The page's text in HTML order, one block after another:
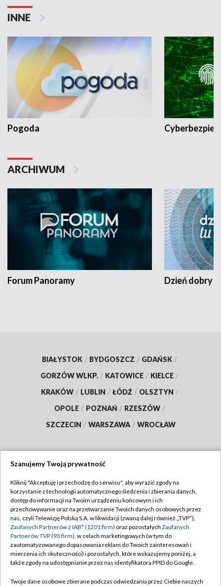
INNE
Pogoda
ARCHIWUM
Forum Panoramy Dzień dobry
BIAŁYSTOK / BYDGOSZCZ / GDAŃSK /
GORZÓW WLKP. / KATOWICE / KIELCE /
KRAKÓW / LUBLIN / ŁÓDŹ / OLSZTYN /
OPOLE / POZNAŃ / RZESZÓW /
SZCZECIN / WARSZAWA / WROCŁAW
TVP
Abonament TVP
Emisja w TVP
Centrum informacji TVP
Naziemna Telewizja Cyfrowa
Regulamin TVP
Polityka prywatności
Moje zgody
Pomoc
Szanujemy Twoją prywatność
Kliknij "Akceptuję i przechodzę do serwisu", aby wyrazić zgody na
korzystanie z technologii automatycznego śledzenia i zbierania danych,
dostęp do informacji na Twoim urządzeniu końcowym i ich
przechowywanie oraz na przetwarzanie Twoich danych osobowych przez
nas, czyli Telewizję Polską S.A. w likwidacji (zwaną dalej również „TVP”),
Zaufanych Partnerów z IAB* (1201 firm) oraz pozostałych Zaufanych
Partnerów TVP (93 firm), w celach marketingowych (w tym do
zautomatyzowanego dopasowania reklam do Twoich zainteresowań i
mierzenia ich skuteczności) i pozostałych, które wskazujemy poniżej, a
także zgody na udostępnianie przez nas identyfikatora PPID do Google.
Twoje dane osobowe zbierane podczas odwiedzania przez Ciebie naszych